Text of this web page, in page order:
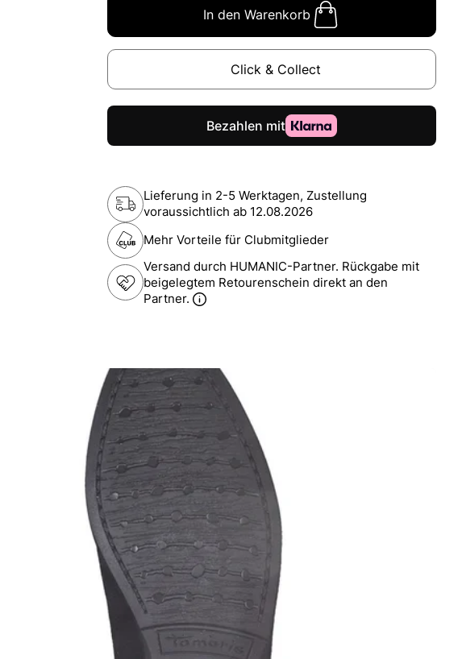
In den Warenkorb
Click & Collect
Lieferung in 2-5 Werktagen, Zustellung
voraussichtlich ab 12.08.2026
Mehr Vorteile für Clubmitglieder
Versand durch HUMANIC-Partner. Rückgabe mit
beigelegtem Retourenschein direkt an den
Partner.